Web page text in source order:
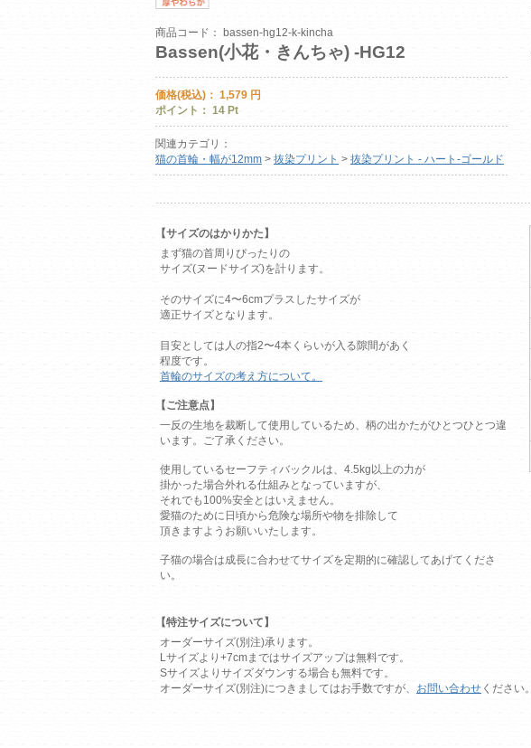
商品コード： bassen-hg12-k-kincha
Bassen(小花・きんちゃ) -HG12
価格(税込)： 1,579 円
ポイント： 14 Pt
関連カテゴリ：
猫の首輪・幅が12mm > 抜染プリント > 抜染プリント - ハート-ゴールド
【サイズのはかりかた】
まず猫の首周りぴったりの
サイズ(ヌードサイズ)を計ります。
そのサイズに4〜6cmプラスしたサイズが
適正サイズとなります。
目安としては人の指2〜4本くらいが入る隙間があく
程度です。
首輪のサイズの考え方について。
【ご注意点】
一反の生地を裁断して使用しているため、柄の出かたがひとつひとつ違
います。ご了承ください。
使用しているセーフティバックルは、4.5kg以上の力が
掛かった場合外れる仕組みとなっていますが、
それでも100%安全とはいえません。
愛猫のために日頃から危険な場所や物を排除して
頂きますようお願いいたします。
子猫の場合は成長に合わせてサイズを定期的に確認してあげてくださ
い。
【特注サイズについて】
オーダーサイズ(別注)承ります。
Lサイズより+7cmまではサイズアップは無料です。
Sサイズよりサイズダウンする場合も無料です。
オーダーサイズ(別注)につきましてはお手数ですが、 お問い合わせ ください。